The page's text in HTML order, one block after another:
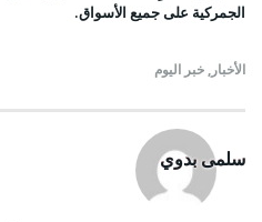
الجمركية على جميع الأسواق.
الأخبار, خبر اليوم
سلمى بدوي